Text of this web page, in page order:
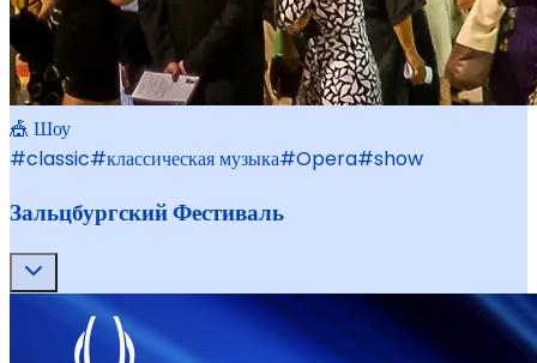
🎪 Шоу
#classic#классическая музыка#Opera#show
Зальцбургский Фестиваль